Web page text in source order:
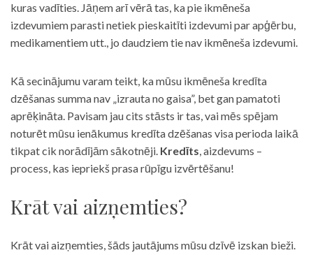
kuras vadīties. Jāņem arī vērā tas, ka pie ikmēneša
izdevumiem parasti netiek pieskaitīti izdevumi par apģērbu,
medikamentiem utt., jo daudziem tie nav ikmēneša izdevumi.
Kā secinājumu varam teikt, ka mūsu ikmēneša kredīta
dzēšanas summa nav „izrauta no gaisa”, bet gan pamatoti
aprēķināta. Pavisam jau cits stāsts ir tas, vai mēs spējam
noturēt mūsu ienākumus kredīta dzēšanas visa perioda laikā
tikpat cik norādījām sākotnēji. Kredīts, aizdevums –
process, kas iepriekš prasa rūpīgu izvērtēšanu!
Krāt vai aizņemties?
Krāt vai aizņemties, šāds jautājums mūsu dzīvē izskan bieži.